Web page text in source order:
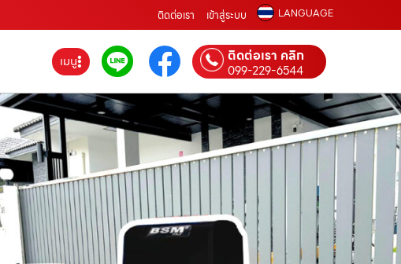
ติดต่อเรา เข้าสู่ระบบ LANGUAGE
เมนู ติดต่อเรา คลิก
099-229-6544